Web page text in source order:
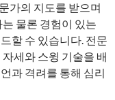
가의 지도를 받으며
물론 경험이 있는
할 수 있습니다. 전문
세와 스윙 기술을 배
과 격려를 통해 심리